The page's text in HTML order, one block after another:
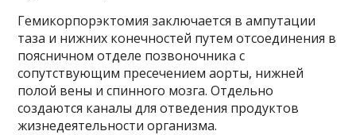
Гемикорпорэктомия заключается в ампутации
таза и нижних конечностей путем отсоединения в
поясничном отделе позвоночника с
сопутствующим пресечением аорты, нижней
полой вены и спинного мозга. Отдельно
создаются каналы для отведения продуктов
жизнедеятельности организма.